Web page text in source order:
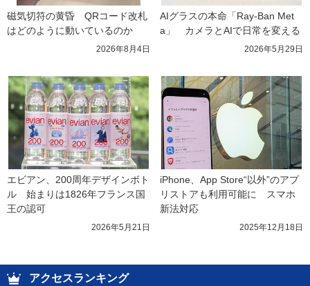
磁気切符の黄昏　QRコード改札
はどのように動いているのか
2026年8月4日
AIグラスの本命「Ray-Ban Met
a」　カメラとAIで日常を変える
2026年5月29日
エビアン、200周年デザインボト
ル　始まりは1826年フランス国
王の認可
2026年5月21日
iPhone、App Store“以外”のアプ
リストアも利用可能に　スマホ
新法対応
2025年12月18日
アクセスランキング